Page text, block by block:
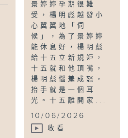
景婷婷孕期很難
受，楊明彪越發小
心翼翼地「伺
候」，為了景婷婷
能休息好，楊明彪
給十五立新規矩，
十五就和他頂嘴，
楊明彪惱羞成怒，
抬手就是一個耳
光。十五離開家...
10/06/2026
收看